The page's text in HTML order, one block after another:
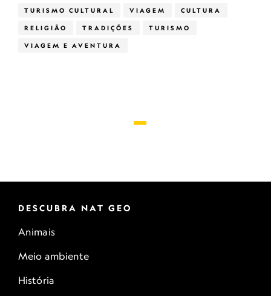
TURISMO CULTURAL VIAGEM CULTURA
RELIGIÃO TRADIÇÕES TURISMO
VIAGEM E AVENTURA
DESCUBRA NAT GEO
Animais
Meio ambiente
História